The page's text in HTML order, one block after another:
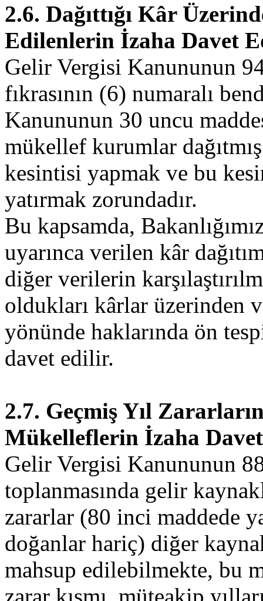
2.6. Dağıttığı Kâr
Edilenlerin İzaha Davet
Gelir Vergisi Kanununun
fıkrasının (6) numaralı
Kanununun 30 uncu
mükellef kurumlar
kesintisi yapmak ve bu
yatırmak zorundadır.
Bu kapsamda,
uyarınca verilen kâr
diğer verilerin
oldukları kârlar üzerinden
yönünde haklarında ön
davet edilir.
2.7. Geçmiş Yıl
Mükelleflerin İzaha
Gelir Vergisi Kanununun
toplanmasında gelir
zararlar (80 inci maddede
doğanlar hariç) diğer
mahsup edilebilmekte, bu
zarar kısmı, müteakip